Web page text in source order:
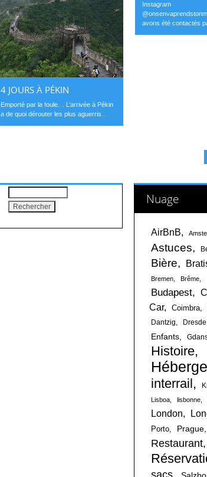
Instagram
avons été contactés
4 JOURS À PÉKIN
Emporté par la foule… L’arrivée à Pékin
a de quoi dérouter les plus aguerris...
Nuage
AirBnB
Astuces
Bière
Bremen Brême
Budapest
Car
Coimbra
Dantzig
Dresde
Enfants
Histoire
interrail
Lisboa lisbonne
London
Porto Prague
Restaurant